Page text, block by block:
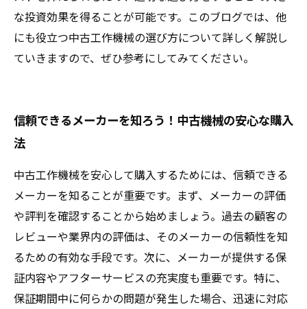
な投資効果を得ることが可能です。このブログでは、他
にも役立つ中古工作機械の選び方について詳しく解説し
ていきますので、ぜひ参考にしてみてください。
信頼できるメーカーを知ろう！中古機械の安心な購入
法
中古工作機械を安心して購入するためには、信頼できる
メーカーを知ることが重要です。まず、メーカーの評価
や評判を確認することから始めましょう。過去の顧客の
レビューや業界内の評価は、そのメーカーの信頼性を知
るための有効な手段です。次に、メーカーが提供する保
証内容やアフターサービスの充実度も重要です。特に、
保証期間中に何らかの問題が発生した場合、迅速に対応